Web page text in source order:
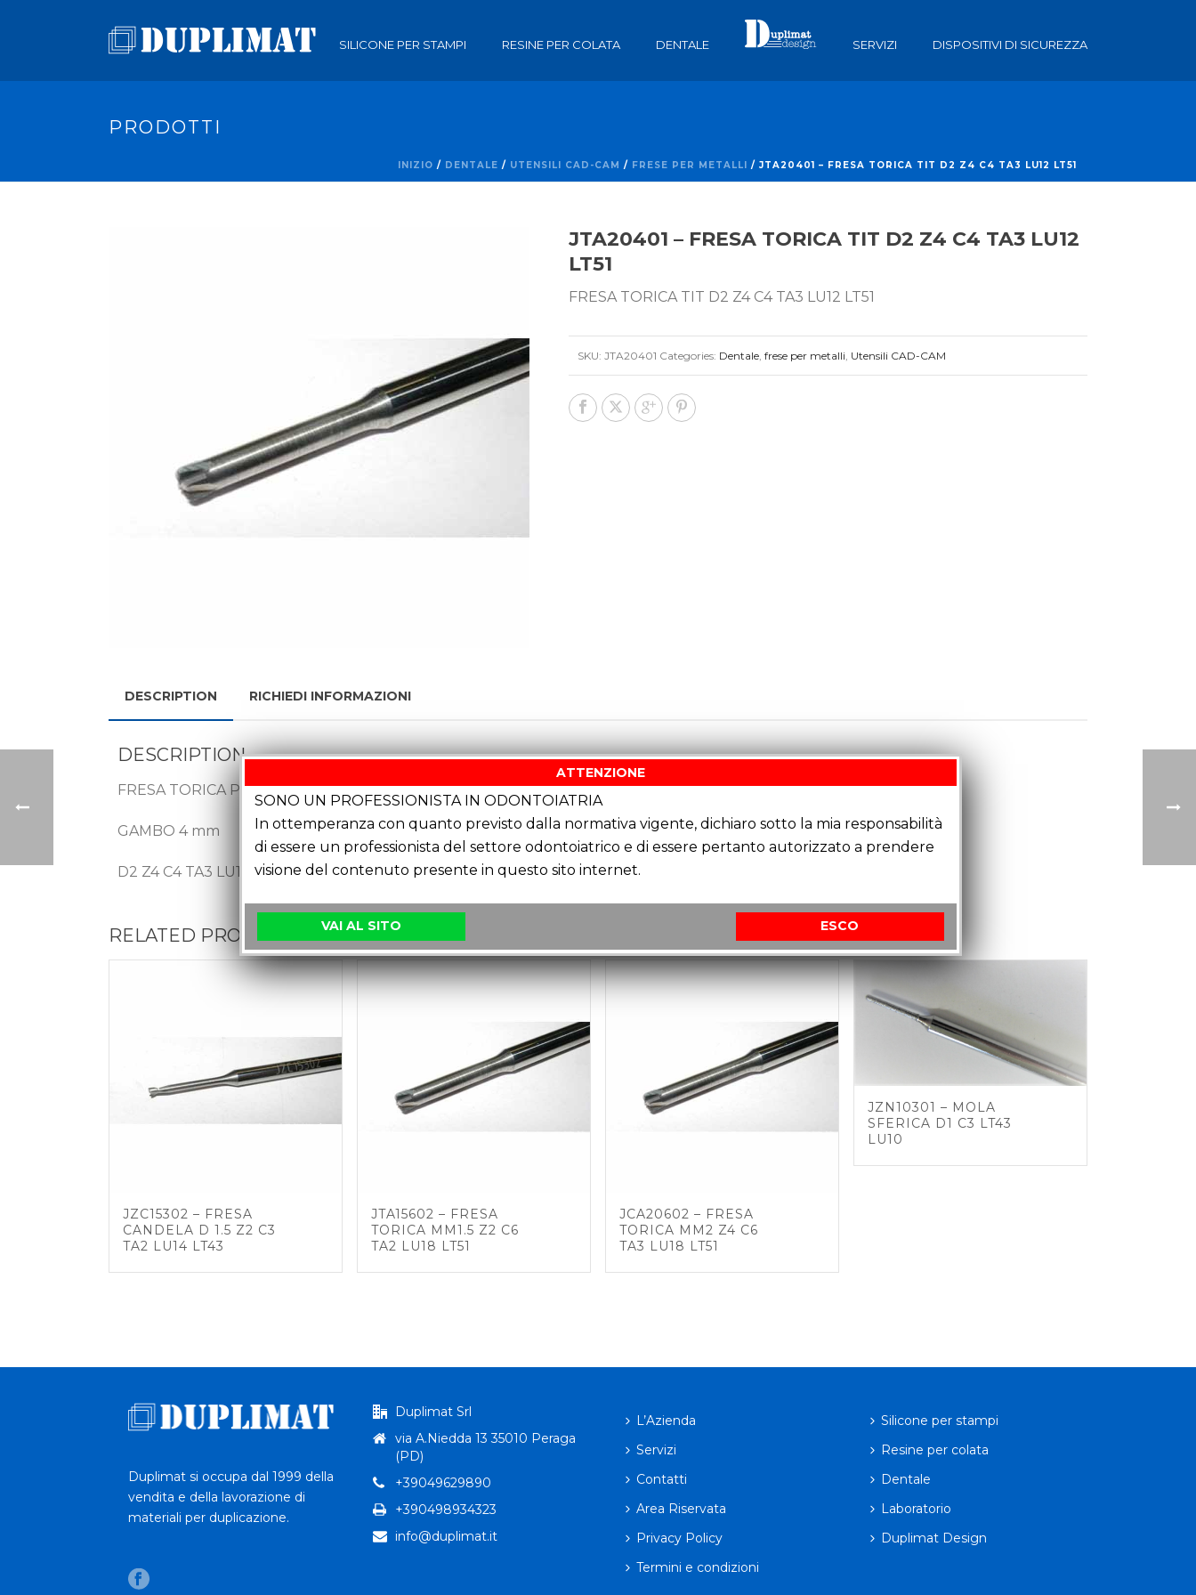
SILICONE PER STAMPI RESINE PER COLATA DENTALE SERVIZI DISPOSITIVI DI SICUREZZA
PRODOTTI
INIZIO / DENTALE / UTENSILI CAD-CAM / FRESE PER METALLI / JTA20401 – FRESA TORICA TIT D2 Z4 C4 TA3 LU12 LT51
JTA20401 – FRESA TORICA TIT D2 Z4 C4 TA3 LU12
LT51
FRESA TORICA TIT D2 Z4 C4 TA3 LU12 LT51
SKU: JTA20401 Categories: Dentale, frese per metalli, Utensili CAD-CAM
DESCRIPTION RICHIEDI INFORMAZIONI
DESCRIPTION
FRESA TORICA PER TITANIO E CROMO-COBALTO
GAMBO 4 mm
D2 Z4 C4 TA3 LU12 LT51
RELATED PRODUCTS
JZC15302 – FRESA
CANDELA D 1.5 Z2 C3
TA2 LU14 LT43
JTA15602 – FRESA
TORICA MM1.5 Z2 C6
TA2 LU18 LT51
JCA20602 – FRESA
TORICA MM2 Z4 C6
TA3 LU18 LT51
JZN10301 – MOLA
SFERICA D1 C3 LT43
LU10
Duplimat si occupa dal 1999 della
vendita e della lavorazione di
materiali per duplicazione.
Duplimat Srl
via A.Niedda 13 35010 Peraga
(PD)
+39049629890
+390498934323
info@duplimat.it
L’Azienda
Servizi
Contatti
Area Riservata
Privacy Policy
Termini e condizioni
Silicone per stampi
Resine per colata
Dentale
Laboratorio
Duplimat Design
ATTENZIONE
SONO UN PROFESSIONISTA IN ODONTOIATRIA
In ottemperanza con quanto previsto dalla normativa vigente, dichiaro sotto la mia responsabilità
di essere un professionista del settore odontoiatrico e di essere pertanto autorizzato a prendere
visione del contenuto presente in questo sito internet.
VAI AL SITO ESCO